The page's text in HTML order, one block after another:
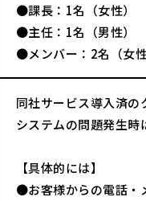
●課長：1名（女性）
●主任：1名（男性）
●メンバー：2名（女性
同社サービス導入済
システムの問題発生時
【具体的には】
●お客様からの電話・